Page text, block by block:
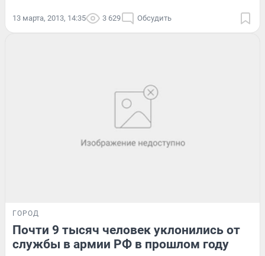
13 марта, 2013, 14:35 3 629 Обсудить
ГОРОД
Почти 9 тысяч человек уклонились от
службы в армии РФ в прошлом году